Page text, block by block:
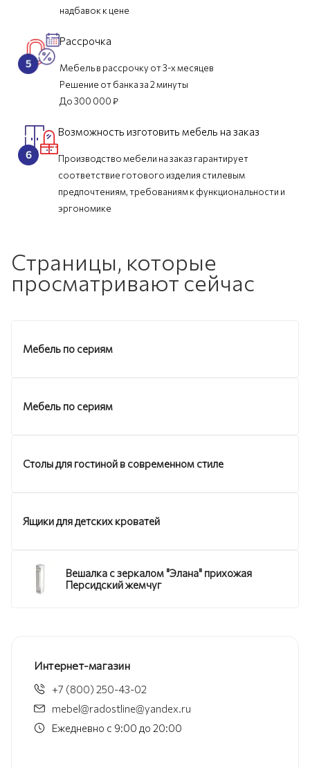
надбавок к цене
Рассрочка
Мебель в рассрочку от 3-х месяцев
Решение от банка за 2 минуты
До 300 000 ₽
Возможность изготовить мебель на заказ
Производство мебели на заказ гарантирует
соответствие готового изделия стилевым
предпочтениям, требованиям к функциональности и
эргономике
Страницы, которые
просматривают сейчас
Мебель по сериям
Мебель по сериям
Столы для гостиной в современном стиле
Ящики для детских кроватей
Вешалка с зеркалом "Элана" прихожая
Персидский жемчуг
Интернет-магазин
+7 (800) 250-43-02
mebel@radostline@yandex.ru
Ежедневно с 9:00 до 20:00